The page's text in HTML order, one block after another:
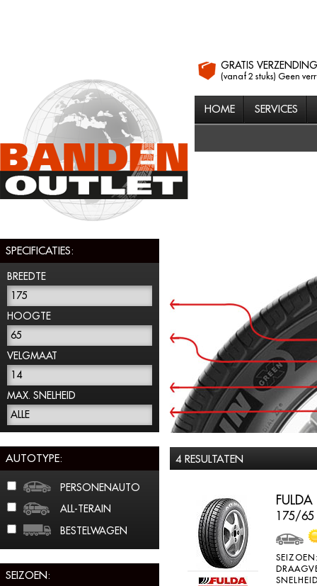
GRATIS VERZENDING
(vanaf 2 stuks) Geen
HOME SERVICES
SPECIFICATIES:
BREEDTE
175
HOOGTE
65
VELGMAAT
14
MAX. SNELHEID
ALLE
AUTOTYPE:
PERSONENAUTO
ALL-TERAIN
BESTELWAGEN
SEIZOEN:
4 RESULTATEN
175/65